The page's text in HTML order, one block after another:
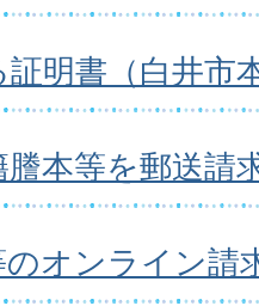
明書（白井市
本等を郵送請
のオンライン請